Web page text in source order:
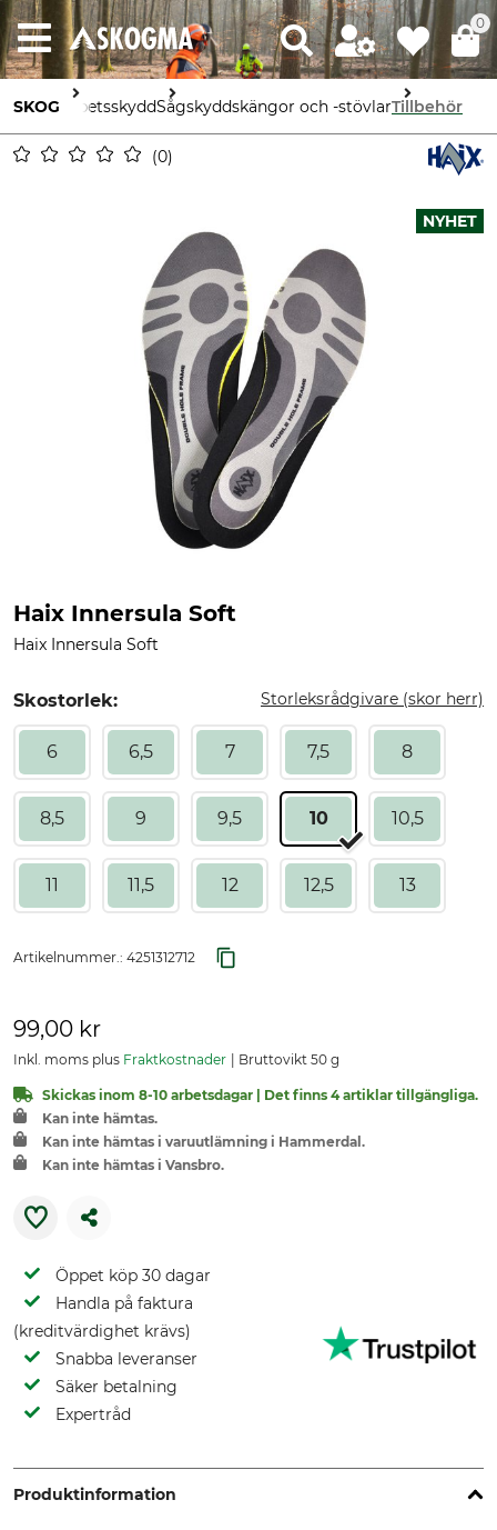
0
SKOG ArbetsskyddSågskyddskängor och -stövlarTillbehör
0
NYHET
Haix Innersula Soft
Haix Innersula Soft
Skostorlek: Storleksrådgivare (skor herr)
6 6,5 7 7,5 8
8,5 9 9,5 10 10,5
11 11,5 12 12,5 13
Artikelnummer.: 4251312712
99,00 kr
Inkl. moms plus Fraktkostnader Bruttovikt 50 g
Skickas inom 8-10 arbetsdagar | Det finns 4 artiklar tillgängliga.
Kan inte hämtas.
Kan inte hämtas i varuutlämning i Hammerdal.
Kan inte hämtas i Vansbro.
Öppet köp 30 dagar
Handla på faktura
(kreditvärdighet krävs)
Snabba leveranser
Säker betalning
Expertråd
Produktinformation